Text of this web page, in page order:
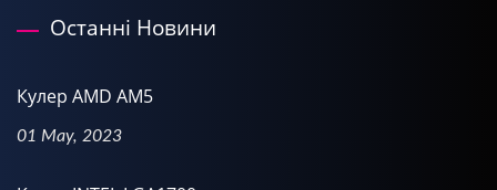
Останні Новини
Кулер AMD AM5
01 May, 2023